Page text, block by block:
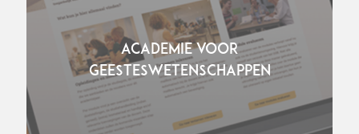
ACADEMIE VOOR
GEESTESWETENSCHAPPEN